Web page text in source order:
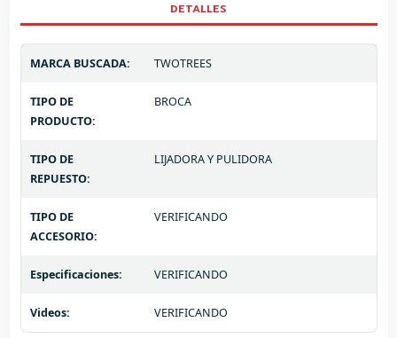
DETALLES
MARCA BUSCADA: TWOTREES
TIPO DE
PRODUCTO:
BROCA
TIPO DE
REPUESTO:
LIJADORA Y PULIDORA
TIPO DE
ACCESORIO:
VERIFICANDO
Especificaciones: VERIFICANDO
Videos: VERIFICANDO